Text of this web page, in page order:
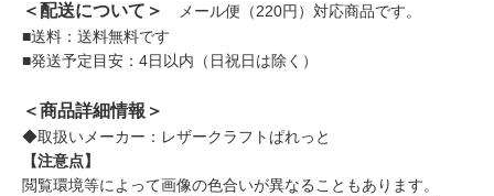
＜配送について＞
メール便（220円）対応商品です。
■送料：送料無料です
■発送予定目安：4日以内（日祝日は除く）
＜商品詳細情報＞
◆取扱いメーカー：レザークラフトぱれっと
【注意点】
閲覧環境等によって画像の色合いが異なることもあります。